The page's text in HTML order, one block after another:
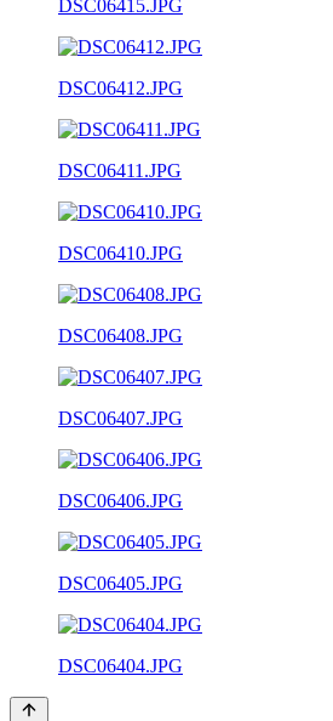
DSC06415.JPG
DSC06412.JPG
DSC06411.JPG
DSC06410.JPG
DSC06408.JPG
DSC06407.JPG
DSC06406.JPG
DSC06405.JPG
DSC06404.JPG